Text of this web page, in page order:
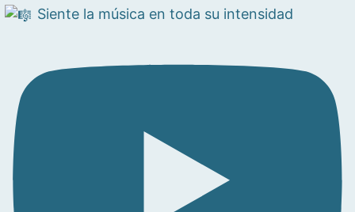
Siente la música en toda su intensidad